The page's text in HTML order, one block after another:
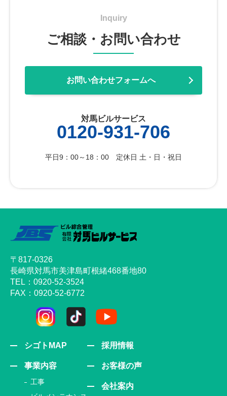
Inquiry
ご相談・お問い合わせ
お問い合わせフォームへ
対馬ビルサービス
0120-931-706
平日9：00～18：00 定休日 土・日・祝日
〒817-0326
長崎県対馬市美津島町根緒468番地80
TEL：0920-52-3524
FAX：0920-52-6772
シゴトMAP
事業内容
工事
採用情報
お客様の声
会社案内